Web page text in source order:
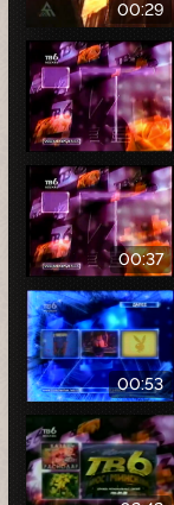
00:29
00:37
00:53